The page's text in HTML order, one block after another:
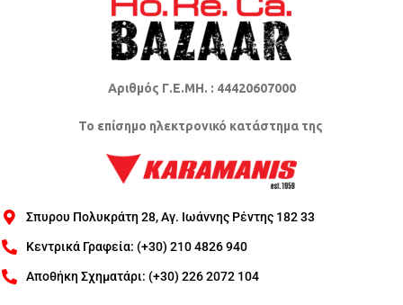
Αριθμός Γ.Ε.ΜΗ. : 44420607000
Το επίσημο ηλεκτρονικό κατάστημα της
Σπυρου Πολυκράτη 28, Αγ. Ιωάννης Ρέντης 182 33
Κεντρικά Γραφεία: (+30) 210 4826 940
Αποθήκη Σχηματάρι: (+30) 226 2072 104